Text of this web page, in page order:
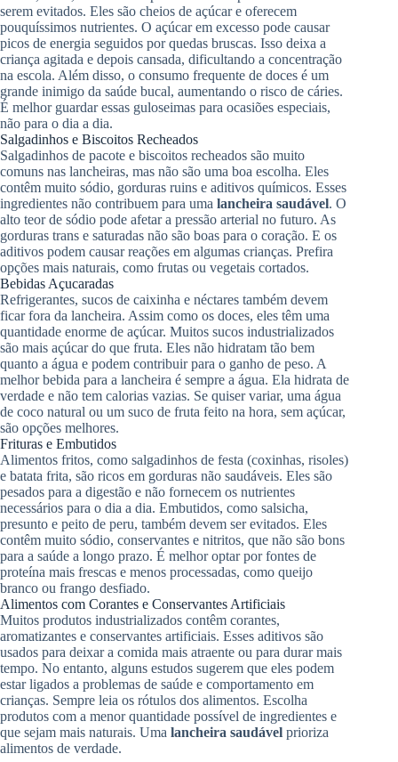
serem evitados. Eles são cheios de açúcar e oferecem
pouquíssimos nutrientes. O açúcar em excesso pode causar
picos de energia seguidos por quedas bruscas. Isso deixa a
criança agitada e depois cansada, dificultando a concentração
na escola. Além disso, o consumo frequente de doces é um
grande inimigo da saúde bucal, aumentando o risco de cáries.
É melhor guardar essas guloseimas para ocasiões especiais,
não para o dia a dia.
Salgadinhos e Biscoitos Recheados
Salgadinhos de pacote e biscoitos recheados são muito
comuns nas lancheiras, mas não são uma boa escolha. Eles
contêm muito sódio, gorduras ruins e aditivos químicos. Esses
ingredientes não contribuem para uma lancheira saudável. O
alto teor de sódio pode afetar a pressão arterial no futuro. As
gorduras trans e saturadas não são boas para o coração. E os
aditivos podem causar reações em algumas crianças. Prefira
opções mais naturais, como frutas ou vegetais cortados.
Bebidas Açucaradas
Refrigerantes, sucos de caixinha e néctares também devem
ficar fora da lancheira. Assim como os doces, eles têm uma
quantidade enorme de açúcar. Muitos sucos industrializados
são mais açúcar do que fruta. Eles não hidratam tão bem
quanto a água e podem contribuir para o ganho de peso. A
melhor bebida para a lancheira é sempre a água. Ela hidrata de
verdade e não tem calorias vazias. Se quiser variar, uma água
de coco natural ou um suco de fruta feito na hora, sem açúcar,
são opções melhores.
Frituras e Embutidos
Alimentos fritos, como salgadinhos de festa (coxinhas, risoles)
e batata frita, são ricos em gorduras não saudáveis. Eles são
pesados para a digestão e não fornecem os nutrientes
necessários para o dia a dia. Embutidos, como salsicha,
presunto e peito de peru, também devem ser evitados. Eles
contêm muito sódio, conservantes e nitritos, que não são bons
para a saúde a longo prazo. É melhor optar por fontes de
proteína mais frescas e menos processadas, como queijo
branco ou frango desfiado.
Alimentos com Corantes e Conservantes Artificiais
Muitos produtos industrializados contêm corantes,
aromatizantes e conservantes artificiais. Esses aditivos são
usados para deixar a comida mais atraente ou para durar mais
tempo. No entanto, alguns estudos sugerem que eles podem
estar ligados a problemas de saúde e comportamento em
crianças. Sempre leia os rótulos dos alimentos. Escolha
produtos com a menor quantidade possível de ingredientes e
que sejam mais naturais. Uma lancheira saudável prioriza
alimentos de verdade.